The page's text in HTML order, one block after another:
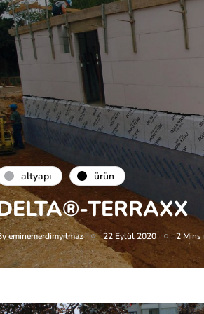
altyapı ürün
TERRAXX
eminemerdimyilmaz 22 Eylül 2020 2 Mins